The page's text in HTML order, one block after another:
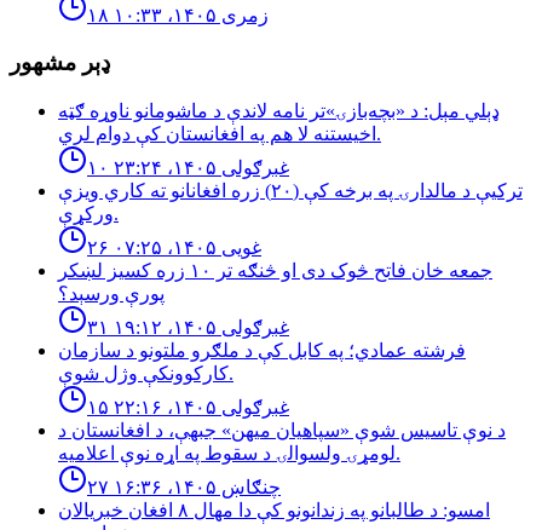
۱۸ زمری ۱۴۰۵، ۱۰:۳۳
ډېر مشهور
ډېلي مېل: د «بچه‌بازۍ»تر نامه لاندې د ماشومانو ناوړه ګټه
اخیستنه لا هم په افغانستان کې دوام لري.
۱۰ غبرګولی ۱۴۰۵، ۲۳:۲۴
تركيې د مالدارۍ په برخه كې (٢٠) زره افغانانو ته كاري ويزې
وركړې.
۲۶ غویی ۱۴۰۵، ۰۷:۲۵
جمعه خان فاتح څوک دی او څنګه تر ۱۰ زره کسیز لښکر
پورې ورسېد؟
۳۱ غبرګولی ۱۴۰۵، ۱۹:۱۲
فرشته عمادي؛ په کابل کې د ملګرو ملتونو د سازمان
کارکوونکې وژل شوې.
۱۵ غبرګولی ۱۴۰۵، ۲۲:۱۶
د نوې تاسیس شوې «سپاهیان میهن» جبهې، د افغانستان د
لومړۍ ولسوالۍ د سقوط په اړه نوې اعلامیه.
۲۷ چنګاښ ۱۴۰۵، ۱۶:۳۶
امسو: د طالبانو په زندانونو كې دا مهال ٨ افغان خبريالان